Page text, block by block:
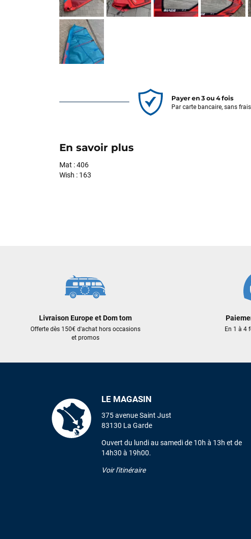
Payer en 3 ou 4 fois
Par carte bancaire, sans frais
En savoir plus
Mat : 406
Wish : 163
Livraison Europe et Dom tom
Offerte dès 150€ d'achat hors occasions
et promos
En 1 à 4
LE MAGASIN
375 avenue Saint Just
83130 La Garde
Ouvert du lundi au samedi de 10h à 13h et de
14h30 à 19h00.
Voir l'itinéraire
Cela
été